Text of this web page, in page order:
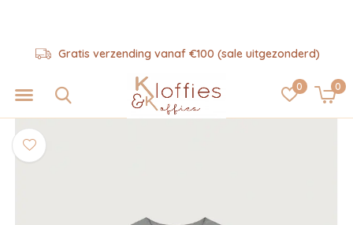
0 0
Gratis verzending vanaf €100 (sale uitgezonderd)